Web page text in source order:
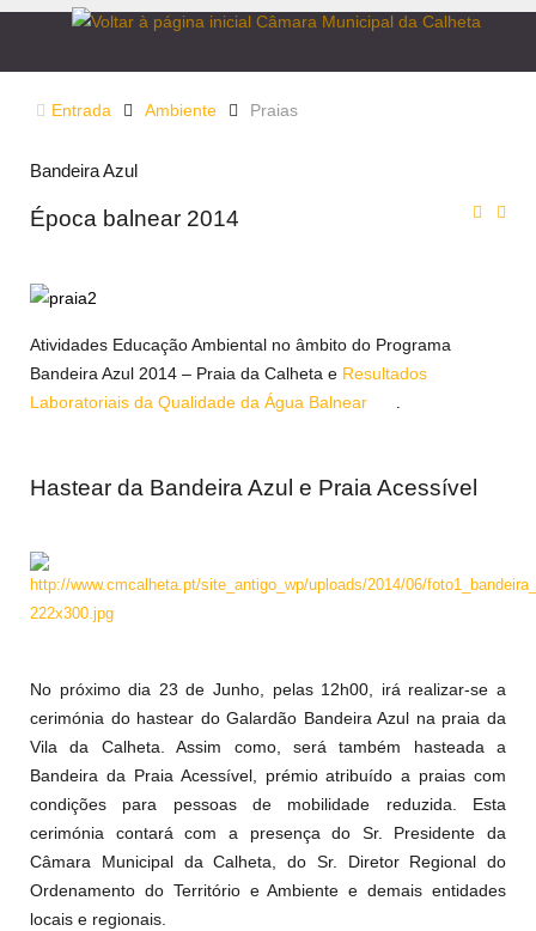
Entrada Ambiente Praias
Bandeira Azul
Época balnear 2014
Atividades Educação Ambiental no âmbito do Programa
Bandeira Azul 2014 – Praia da Calheta e Resultados
Laboratoriais da Qualidade da Água Balnear
.
Hastear da Bandeira Azul e Praia Acessível
No próximo dia 23 de Junho, pelas 12h00, irá realizar-se a
cerimónia do hastear do Galardão Bandeira Azul na praia da
Vila da Calheta. Assim como, será também hasteada a
Bandeira da Praia Acessível, prémio atribuído a praias com
condições para pessoas de mobilidade reduzida. Esta
cerimónia contará com a presença do Sr. Presidente da
Câmara Municipal da Calheta, do Sr. Diretor Regional do
Ordenamento do Território e Ambiente e demais entidades
locais e regionais.